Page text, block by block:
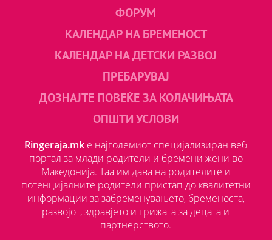
ФОРУМ
КАЛЕНДАР НА БРЕМЕНОСТ
КАЛЕНДАР НА ДЕТСКИ РАЗВОЈ
ПРЕБАРУВАЈ
ДОЗНАЈТЕ ПОВЕЌЕ ЗА КОЛАЧИЊАТА
ОПШТИ УСЛОВИ
Ringeraja.mk е најголемиот специјализиран веб
портал за млади родители и бремени жени во
Македонија. Таа им дава на родителите и
потенцијалните родители пристап до квалитетни
информации за забременувањето, бременоста,
развојот, здравјето и грижата за децата и
партнерството.